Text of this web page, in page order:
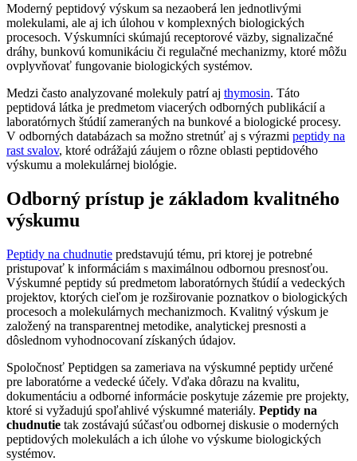
Moderný peptidový výskum sa nezaoberá len jednotlivými
molekulami, ale aj ich úlohou v komplexných biologických
procesoch. Výskumníci skúmajú receptorové väzby, signalizačné
dráhy, bunkovú komunikáciu či regulačné mechanizmy, ktoré môžu
ovplyvňovať fungovanie biologických systémov.
Medzi často analyzované molekuly patrí aj thymosin. Táto
peptidová látka je predmetom viacerých odborných publikácií a
laboratórnych štúdií zameraných na bunkové a biologické procesy.
V odborných databázach sa možno stretnúť aj s výrazmi peptidy na
rast svalov, ktoré odrážajú záujem o rôzne oblasti peptidového
výskumu a molekulárnej biológie.
Odborný prístup je základom kvalitného
výskumu
Peptidy na chudnutie predstavujú tému, pri ktorej je potrebné
pristupovať k informáciám s maximálnou odbornou presnosťou.
Výskumné peptidy sú predmetom laboratórnych štúdií a vedeckých
projektov, ktorých cieľom je rozširovanie poznatkov o biologických
procesoch a molekulárnych mechanizmoch. Kvalitný výskum je
založený na transparentnej metodike, analytickej presnosti a
dôslednom vyhodnocovaní získaných údajov.
Spoločnosť Peptidgen sa zameriava na výskumné peptidy určené
pre laboratórne a vedecké účely. Vďaka dôrazu na kvalitu,
dokumentáciu a odborné informácie poskytuje zázemie pre projekty,
ktoré si vyžadujú spoľahlivé výskumné materiály. Peptidy na
chudnutie tak zostávajú súčasťou odbornej diskusie o moderných
peptidových molekulách a ich úlohe vo výskume biologických
systémov.